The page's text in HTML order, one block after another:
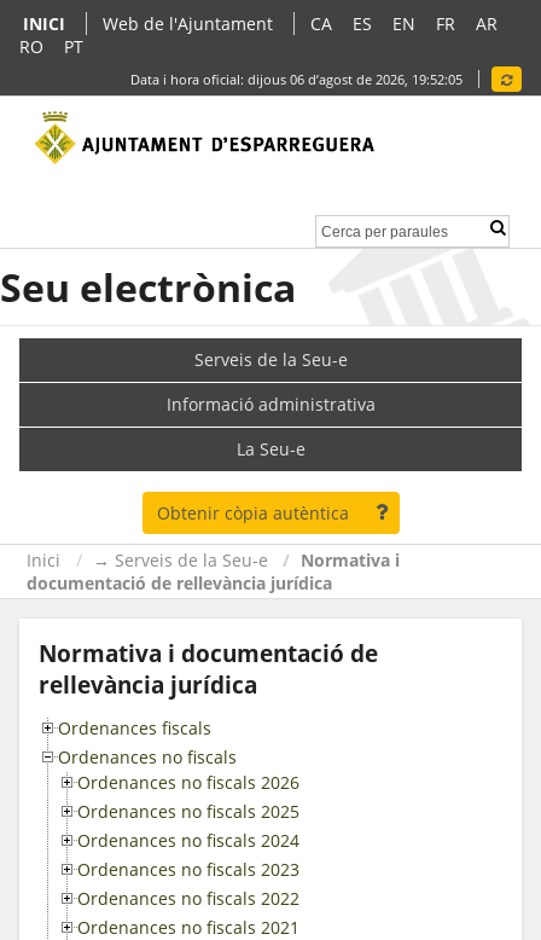
INICI Web de l'Ajuntament CA ES EN FR
AR
RO
PT
Data i hora oficial: dijous 06 d’agost de 2026, 19:52:05
Seu electrònica
Serveis de la Seu-e
Informació administrativa
La Seu-e
Obtenir còpia autèntica
Inici → Serveis de la Seu-e
Normativa i
documentació de rellevància jurídica
Normativa i documentació de
rellevància jurídica
Ordenances fiscals
Ordenances no fiscals
Ordenances no fiscals 2026
Ordenances no fiscals 2025
Ordenances no fiscals 2024
Ordenances no fiscals 2023
Ordenances no fiscals 2022
Ordenances no fiscals 2021